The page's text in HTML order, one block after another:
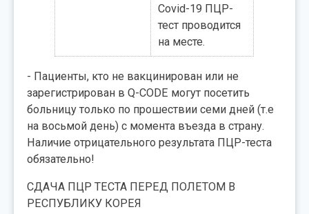
Covid-19 ПЦР-
тест проводится
на месте.
- Пациенты, кто не вакцинирован или не
зарегистрирован в Q-CODE могут посетить
больницу только по прошествии семи дней (т.е
на восьмой день) с момента въезда в страну.
Наличие отрицательного результата ПЦР-теста
обязательно!
СДАЧА ПЦР ТЕСТА ПЕРЕД ПОЛЕТОМ В
РЕСПУБЛИКУ КОРЕЯ